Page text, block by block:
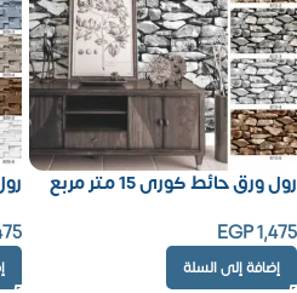
رول ورق حائط كورى 15 متر مربع
EGP1,475
إضافة إلى السلة